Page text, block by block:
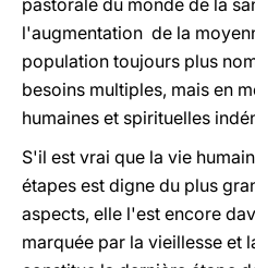
pastorale du monde de la
l'augmentation de la
population toujours plus
besoins multiples, mais en
humaines et spirituelles
S'il est vrai que la vie
étapes est digne du plus
aspects, elle l'est encore
marquée par la vieillesse et